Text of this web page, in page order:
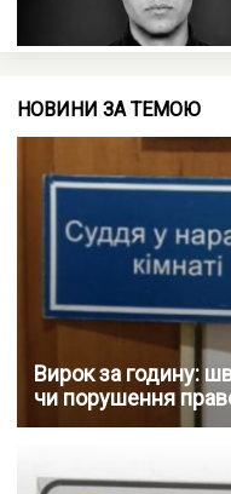
НОВИНИ ЗА ТЕМОЮ
Вирок за годину:
чи порушення